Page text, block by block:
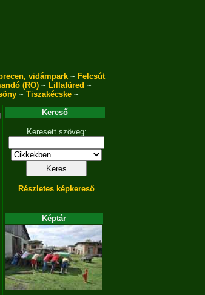
vidámpark~ Felcsút
(RO) ~ Lillafüred ~
~ Tiszakécske~
Kereső
Keresett szöveg:
Részletes képkereső
Képtár